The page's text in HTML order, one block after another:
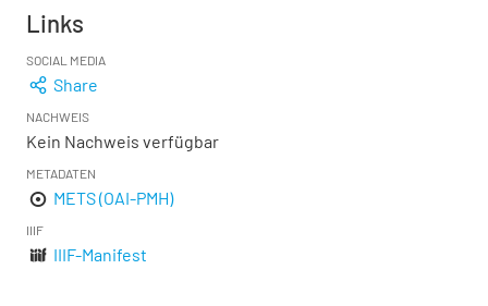
Links
SOCIAL MEDIA
Share
NACHWEIS
Kein Nachweis verfügbar
METADATEN
METS (OAI-PMH)
IIIF
IIIF-Manifest